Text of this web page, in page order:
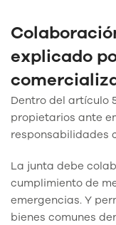
explicado
Dentro del artículo
propietarios ante
responsabilidades
La junta debe
cumplimiento de
emergencias. Y
bienes comunes